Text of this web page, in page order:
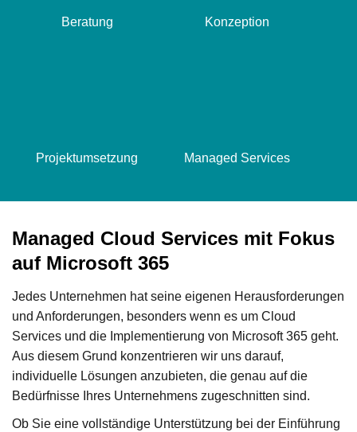
Beratung Konzeption
Projektumsetzung Managed Services
Managed Cloud Services mit Fokus
auf Microsoft 365
Jedes Unternehmen hat seine eigenen Herausforderungen
und Anforderungen, besonders wenn es um Cloud
Services und die Implementierung von Microsoft 365 geht.
Aus diesem Grund konzentrieren wir uns darauf,
individuelle Lösungen anzubieten, die genau auf die
Bedürfnisse Ihres Unternehmens zugeschnitten sind.
Ob Sie eine vollständige Unterstützung bei der Einführung